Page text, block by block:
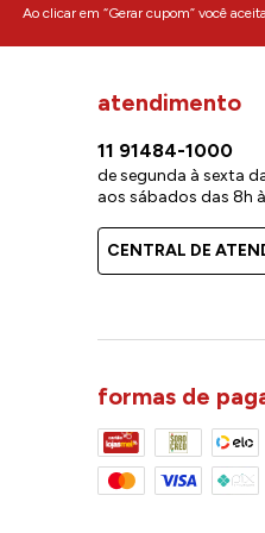
Ao clicar em “Gerar cupom” você
atendimento
11 91484-1000
de segunda à sexta
aos sábados das 8h
CENTRAL DE
formas de